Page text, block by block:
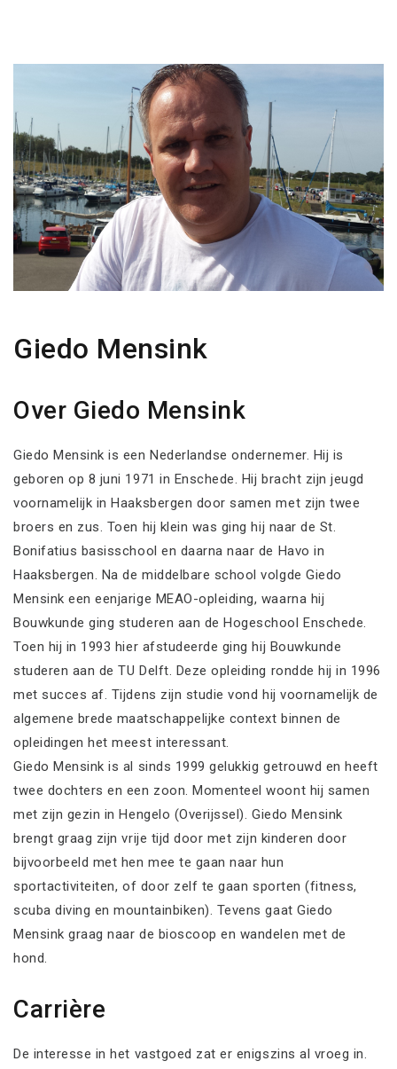
Giedo Mensink
Over Giedo Mensink
Giedo Mensink is een Nederlandse ondernemer. Hij is
geboren op 8 juni 1971 in Enschede. Hij bracht zijn jeugd
voornamelijk in Haaksbergen door samen met zijn twee
broers en zus. Toen hij klein was ging hij naar de St.
Bonifatius basisschool en daarna naar de Havo in
Haaksbergen. Na de middelbare school volgde Giedo
Mensink een eenjarige MEAO-opleiding, waarna hij
Bouwkunde ging studeren aan de Hogeschool Enschede.
Toen hij in 1993 hier afstudeerde ging hij Bouwkunde
studeren aan de TU Delft. Deze opleiding rondde hij in 1996
met succes af. Tijdens zijn studie vond hij voornamelijk de
algemene brede maatschappelijke context binnen de
opleidingen het meest interessant.
Giedo Mensink is al sinds 1999 gelukkig getrouwd en heeft
twee dochters en een zoon. Momenteel woont hij samen
met zijn gezin in Hengelo (Overijssel). Giedo Mensink
brengt graag zijn vrije tijd door met zijn kinderen door
bijvoorbeeld met hen mee te gaan naar hun
sportactiviteiten, of door zelf te gaan sporten (fitness,
scuba diving en mountainbiken). Tevens gaat Giedo
Mensink graag naar de bioscoop en wandelen met de
hond.
Carrière
De interesse in het vastgoed zat er enigszins al vroeg in.